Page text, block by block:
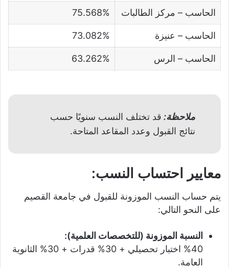
الحاسب – مركز الطالبات 75.568%
الحاسب – عنيزة 73.082%
الحاسب – الرس 63.262%
ملاحظة: قد تختلف النسب سنويًا حسب
نتائج القبول وعدد المقاعد المتاحة.
معايير احتساب النسب:
يتم حساب النسب الموزونة للقبول في جامعة القصيم
على النحو التالي:
النسبة الموزونة (للتخصصات العلمية):
%40 اختبار تحصيلي + 30% قدرات + 30% الثانوية
العامة.